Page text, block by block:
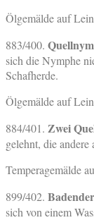
Ölgemälde auf
883/400.
sich die Nymphe
Schafherde.
Ölgemälde auf
884/401. Zwei
gelehnt, die
Temperagemälde
899/402.
sich von einem